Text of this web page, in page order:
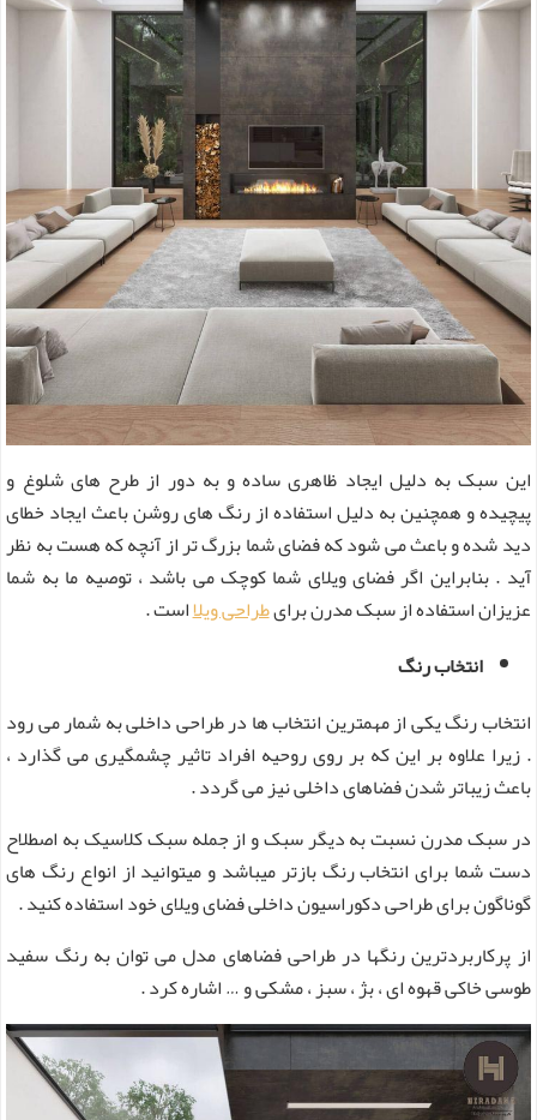
این سبک به دلیل ایجاد ظاهری ساده و به دور از طرح های شلوغ و
پیچیده و همچنین به دلیل استفاده از رنگ های روشن باعث ایجاد خطای
دید شده و باعث می‌ شود که فضای شما بزرگ تر از آنچه که هست به نظر
آید . بنابراین اگر فضای ویلای شما کوچک می باشد ، توصیه ما به شما
عزیزان استفاده از سبک مدرن برایطراحی ویلااست .
انتخاب رنگ
انتخاب رنگ یکی از مهمترین انتخاب ها در طراحی داخلی به شمار می رود
. زیرا علاوه بر این که بر روی روحیه افراد تاثیر چشمگیری می گذارد ،
باعث زیباتر شدن فضاهای داخلی نیز می گردد .
در سبک مدرن نسبت به دیگر سبک و از جمله سبک کلاسیک به اصطلاح
دست شما برای انتخاب رنگ بازتر میباشد و میتوانید از انواع رنگ های
گوناگون برای طراحی دکوراسیون داخلی فضای ویلای خود استفاده کنید .
از پرکاربردترین رنگها در طراحی فضاهای مدل می توان به رنگ سفید
طوسی خاکی قهوه ای ، بژ ، سبز ، مشکی و … اشاره کرد .